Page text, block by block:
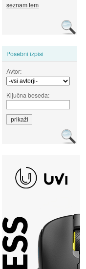
seznam tem
Posebni izpisi
Avtor:
Ključna beseda: